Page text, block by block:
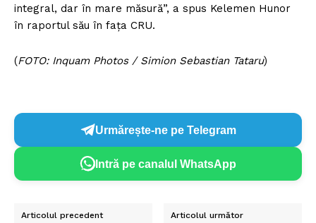
integral, dar în mare măsură”, a spus Kelemen Hunor
în raportul său în faţa CRU.
(FOTO: Inquam Photos / Simion Sebastian Tataru)
Urmărește-ne pe Telegram
Intră pe canalul WhatsApp
Articolul precedent Articolul următor